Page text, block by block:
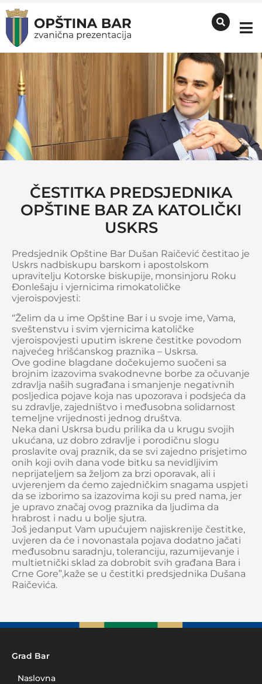
ČESTITKA PREDSJEDNIKA
OPŠTINE BAR ZA KATOLIČKI
USKRS
Predsjednik Opštine Bar Dušan Raičević čestitao je
Uskrs nadbiskupu barskom i apostolskom
upravitelju Kotorske biskupije, monsinjoru Roku
Đonlešaju i vjernicima rimokatoličke
vjeroispovjesti:
“Želim da u ime Opštine Bar i u svoje ime, Vama,
sveštenstvu i svim vjernicima katoličke
vjeroispovjesti uputim iskrene čestitke povodom
najvećeg hrišćanskog praznika – Uskrsa.
Ove godine blagdane dočekujemo suočeni sa
brojnim izazovima svakodnevne borbe za očuvanje
zdravlja naših sugrađana i smanjenje negativnih
posljedica pojave koja nas upozorava i podsjeća da
su zdravlje, zajedništvo i međusobna solidarnost
temeljne vrijednosti jednog društva.
Neka dani Uskrsa budu prilika da u krugu svojih
ukućana, uz dobro zdravlje i porodičnu slogu
proslavite ovaj praznik, da se svi zajedno prisjetimo
onih koji ovih dana vode bitku sa nevidljivim
neprijateljem sa željom za brzi oporavak, ali i
uvjerenjem da ćemo zajedničkim snagama uspjeti
da se izborimo sa izazovima koji su pred nama, jer
je upravo značaj ovog praznika da ljudima da
hrabrost i nadu u bolje sjutra.
Još jedanput Vam upućujem najiskrenije čestitke,
uvjeren da će i novonastala pojava dodatno jačati
međusobnu saradnju, toleranciju, razumijevanje i
multietnički sklad za dobrobit svih građana Bara i
Crne Gore”,kaže se u čestitki predsjednika Dušana
Raičevića.
Grad Bar
Naslovna